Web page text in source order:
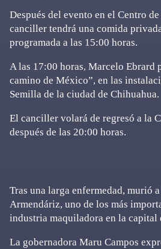
Después del evento en el Centro
canciller tendrá una comida
programada a las 15:00 horas.
A las 17:00 horas, Marcelo Ebrard
camino de México”, en las
Semilla de la ciudad de Chihuahua.
El canciller volará de regresó a la
después de las 20:00 horas.
Tras una larga enfermedad, murió
Armendáriz, uno de los más
industria maquiladora en la capital
La gobernadora Maru Campos